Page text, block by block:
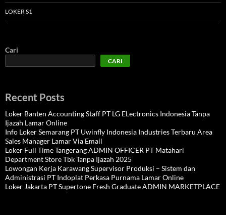
LOKER S1
Cari
CARI
Recent Posts
Loker Banten Accounting Staff PT LG ELectronics Indonesia Tanpa
Ijazah Lamar Online
Info Loker Semarang PT Uwinfly Indonesia Industries Terbaru Area
Sales Manager Lamar Via Email
Loker Full Time Tangerang ADMIN OFFICER PT Matahari
Department Store Tbk Tanpa Ijazah 2025
Lowongan Kerja Karawang Supervisor Produksi – Sistem dan
Administrasi PT Indoplat Perkasa Purnama Lamar Online
Loker Jakarta PT Supertone Fresh Graduate ADMIN MARKETPLACE